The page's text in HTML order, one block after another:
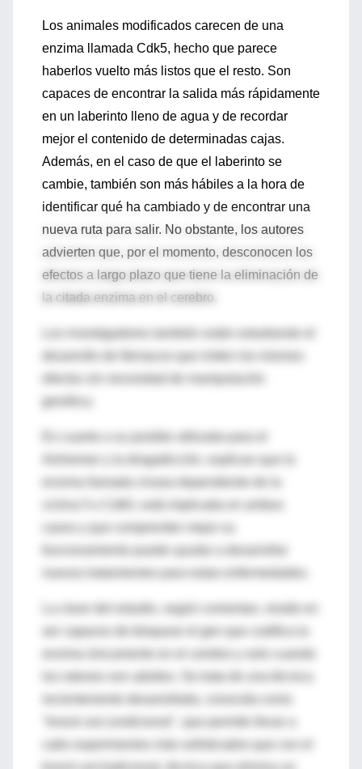
Los animales modificados carecen de una
enzima llamada Cdk5, hecho que parece
haberlos vuelto más listos que el resto. Son
capaces de encontrar la salida más rápidamente
en un laberinto lleno de agua y de recordar
mejor el contenido de determinadas cajas.
Además, en el caso de que el laberinto se
cambie, también son más hábiles a la hora de
identificar qué ha cambiado y de encontrar una
nueva ruta para salir. No obstante, los autores
advierten que, por el momento, desconocen los
efectos a largo plazo que tiene la eliminación de
la citada enzima en el cerebro.
Los investigadores también están estudiando el
genética.
Alzheimer y la drogadicción, explican que la
enzima llamada cinasa dependiente de la
La clave del estudio, según comentan, reside en
ser capaces de bloquear el gen que codifica la